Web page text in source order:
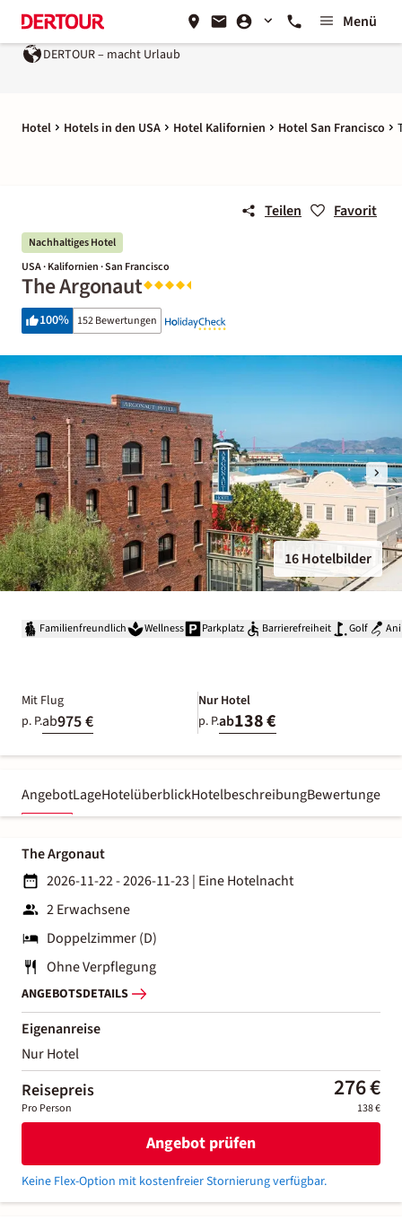
Menü
– macht Urlaub Ein Unternehmen der
Hotel Hotels in den USA Hotel Kalifornien Hotel San Francisco
Teilen Favorit
Nachhaltiges Hotel
USA · Kalifornien · San Francisco
The Argonaut
100% 152 Bewertungen
16 Hotelbilder
Familienfreundlich Wellness Parkplatz Barrierefreiheit Golf
Mit Flug
p. P.ab975 €
Nur Hotel
p. P.ab138 €
AngebotLageHotelüberblickHotelbeschreibungBewertungen
The Argonaut
2026-11-22 - 2026-11-23 | Eine Hotelnacht
2 Erwachsene
Doppelzimmer (D)
Ohne Verpflegung
ANGEBOTSDETAILS
Eigenanreise
Nur Hotel
Reisepreis 276 €
Pro Person 138 €
Angebot prüfen
Keine Flex-Option mit kostenfreier Stornierung verfügbar.